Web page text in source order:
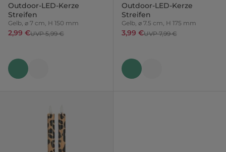
Outdoor-LED-Kerze
Streifen
Gelb, ⌀ 7 cm, H 150 mm
2,99 €UVP 5,99 €
Outdoor-LED-Kerze
Streifen
Gelb, ⌀ 7.5 cm, H 175 mm
3,99 €UVP 7,99 €